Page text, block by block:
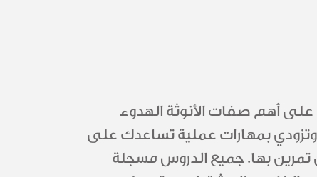
أهم صفات الأنوثة الهدوء
وتزودي بمهارات عملية تساعدك على
تمرين بها. جميع الدروس مسجلة